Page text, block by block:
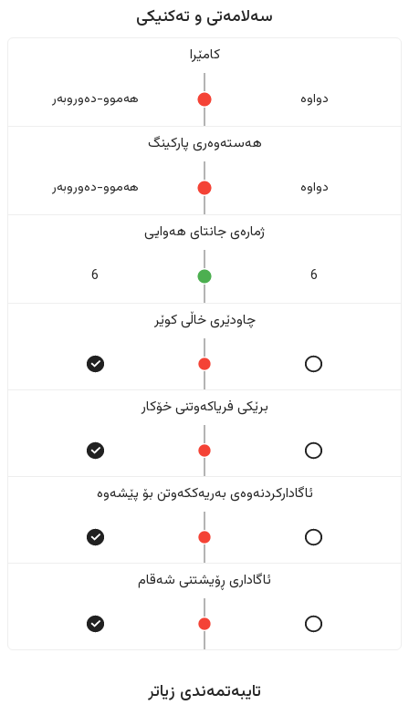
سەلامەتی و تەکنیکی
کامێرا
دواوە هەموو-دەوروبەر
هەستەوەری پارکینگ
دواوە هەموو-دەوروبەر
ژمارەی جانتای هەوایی
6
6
چاودێری خاڵی کوێر
برێکی فریاکەوتنی خۆکار
ئاگادارکردنەوەی بەریەککەوتن بۆ پێشەوە
ئاگاداری ڕۆیشتنی شەقام
تایبەتمەندی زیاتر